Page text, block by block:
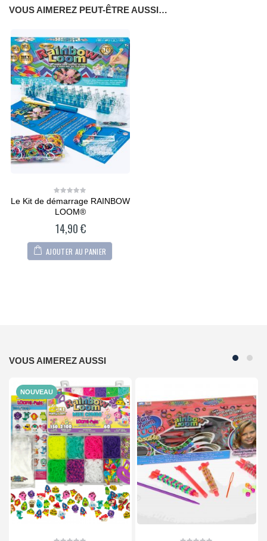
VOUS AIMEREZ PEUT-ÊTRE AUSSI…
0
of
Le Kit de démarrage RAINBOW
LOOM®
14,90€
AJOUTER AU PANIER
VOUS AIMEREZ AUSSI
NOUVEAU